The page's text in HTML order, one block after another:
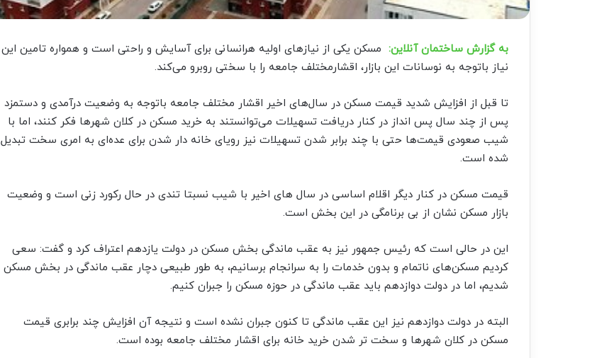
به گزارش ساختمان آنلاین: مسکن یکی از نیاز‌های اولیه هرانسانی برای آسایش و راحتی است و همواره تامین این
نیاز باتوجه به نوسانات این بازار، اقشارمختلف جامعه را با سختی روبرو می‌کند.
تا قبل از افزایش شدید قیمت مسکن در سال‌های اخیر اقشار مختلف جامعه باتوجه به وضعیت درآمدی و دستمزد
پس از چند سال پس انداز در کنار دریافت تسهیلات می‌توانستند به خرید مسکن در کلان شهر‌ها فکر کنند، اما با
شیب صعودی قیمت‌ها حتی با چند برابر شدن تسهیلات نیز رویای خانه دار شدن برای عده‌ای به امری سخت تبدیل
شده است.
قیمت مسکن در کنار دیگر اقلام اساسی در سال های اخیر با شیب نسبتا تندی در حال رکورد زنی است و وضعیت
بازار مسکن نشان از بی برنامگی در این بخش است.
این در حالی است که رئیس جمهور نیز به عقب ماندگی بخش مسکن در دولت یازدهم اعتراف کرد و گفت: سعی
کردیم مسکن‌های ناتمام و بدون خدمات را به سرانجام برسانیم، به طور طبیعی دچار عقب ماندگی در بخش مسکن
شدیم، اما در دولت دوازدهم باید عقب ماندگی در حوزه مسکن را جبران کنیم.
البته در دولت دوازدهم نیز این عقب ماندگی تا کنون جبران نشده است و نتیجه آن افزایش چند برابری قیمت
مسکن در کلان شهرها و سخت تر شدن خرید خانه برای اقشار مختلف جامعه بوده است.